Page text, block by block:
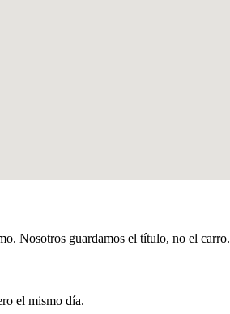
Nosotros guardamos el título, no el carro.
el mismo día.